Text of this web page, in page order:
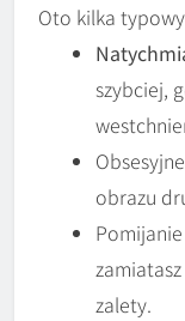
Oto kilka
szybciej,
obrazu
zalety.